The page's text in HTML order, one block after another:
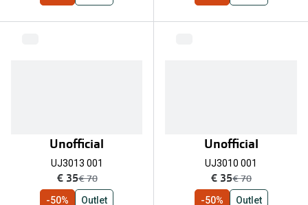
Unofficial
UJ3013 001
nu:
€ 35was:
€ 70
-50% Outlet
Unofficial
UJ3010 001
nu:
€ 35was:
€ 70
-50% Outlet